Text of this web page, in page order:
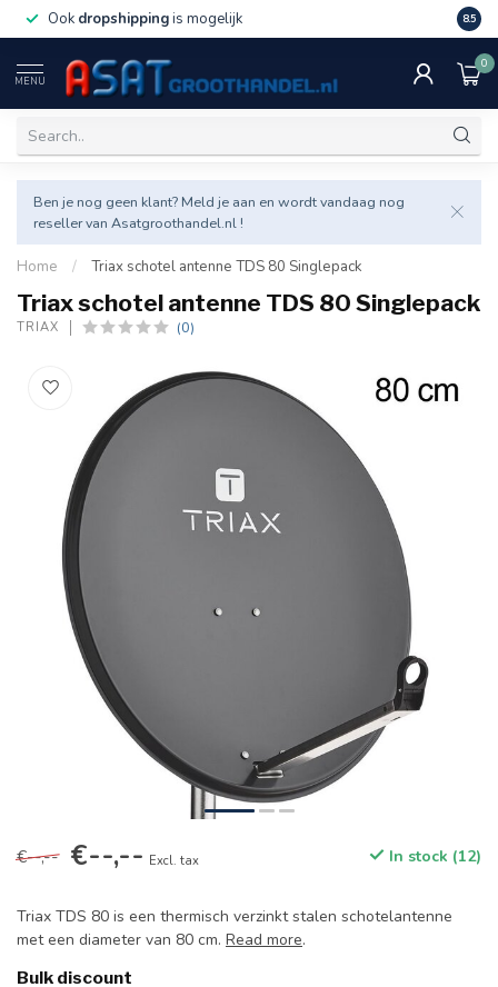
Ook dropshippingis mogelijk Veel
8.5
MENU
0
Ben je nog geen klant? Meld je aan en wordt vandaag nog
reseller van Asatgroothandel.nl !
Home / Triax schotel antenne TDS 80 Singlepack
Triax schotel antenne TDS 80 Singlepack
TRIAX (0)
€--,-- €--,-- Excl. tax In stock (12)
Triax TDS 80 is een thermisch verzinkt stalen schotelantenne
met een diameter van 80 cm. Read more.
Bulk discount